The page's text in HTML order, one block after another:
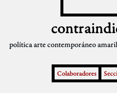
políticaarte contemporáneo
Colaboradores